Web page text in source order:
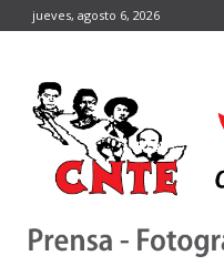
jueves, agosto 6, 2026